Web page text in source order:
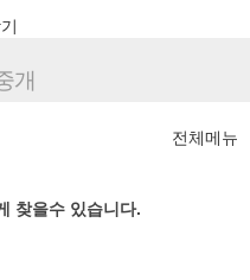
개
전체메뉴
찾을수 있습니다.